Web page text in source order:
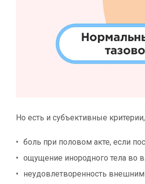
Но есть и субъективные
боль при половом акте, если
ощущение инородного тела во
неудовлетворенность